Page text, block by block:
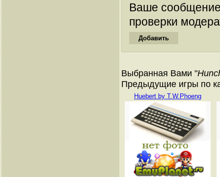
Ваше
проверки
Выбранная Вами "
Предыдущие игры по
Huebert by T.W.Phoeng